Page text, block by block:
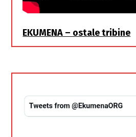
EKUMENA – ostale tribine